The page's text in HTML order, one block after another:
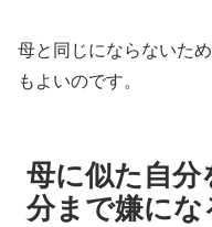
母と同じにならないた
もよいのです。
母に似た自分
分まで嫌にな